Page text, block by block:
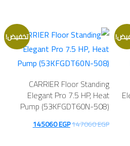
168640 EGP.
166640 EGP.
تخفيض!
CARRIER Floor Standing
Elegant Pro 7.5 HP, Heat
Pump (53KFGDT60N-508)
147060EGP
السعر145060EGP